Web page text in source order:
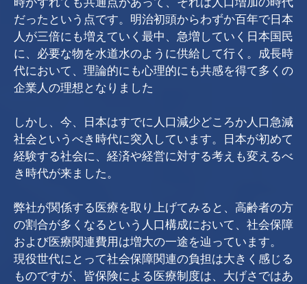
だったという点です。明治初頭からわずか百年で日本
人が三倍にも増えていく最中、急増していく日本国民
に、必要な物を水道水のように供給して行く。成長時
代において、理論的にも心理的にも共感を得て多くの
企業人の理想となりました
しかし、今、日本はすでに人口減少どころか人口急減
社会というべき時代に突入しています。日本が初めて
経験する社会に、経済や経営に対する考えも変えるべ
き時代が来ました。
弊社が関係する医療を取り上げてみると、高齢者の方
の割合が多くなるという人口構成において、社会保障
および医療関連費用は増大の一途を辿っています。
現役世代にとって社会保障関連の負担は大きく感じる
ものですが、皆保険による医療制度は、大げさではあ